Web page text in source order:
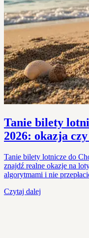
Tanie bilety
2026: okazja
Tanie bilety lotnicze do
znajdź realne okazje na
algorytmami i nie
Czytaj dalej